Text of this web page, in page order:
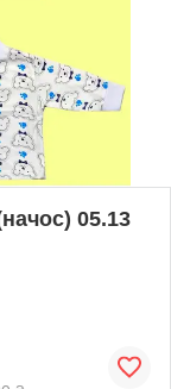
05.13